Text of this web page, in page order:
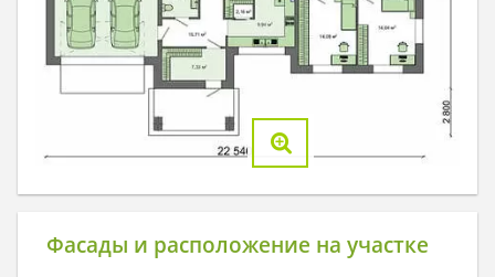
Фасады и расположение на участке